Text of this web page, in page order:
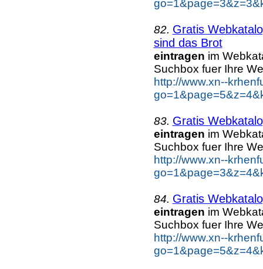
82. Gratis
sind das Brot
eintragen im
Suchbox fuer Ihre
http://www.xn--
83. Gratis
eintragen im
Suchbox fuer Ihre
http://www.xn--
84. Gratis
eintragen im
Suchbox fuer Ihre
http://www.xn--